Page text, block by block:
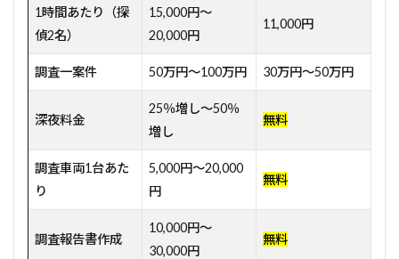
1時間あたり（探
偵2名）
15,000円～
20,000円
11,000円
調査一案件 50万円～100万円 30万円～50万円
深夜料金
25％増し～50％
増し
無料
調査車両1台あた
り
5,000円～20,000
円
無料
調査報告書作成
10,000円～
30,000円
無料